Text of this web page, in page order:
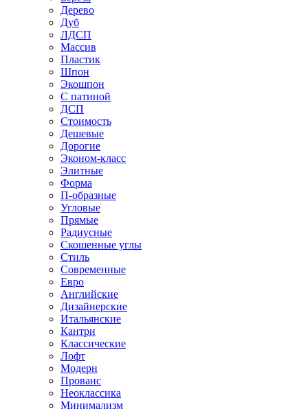
Дерево
Дуб
ЛДСП
Массив
Пластик
Шпон
Экошпон
С патиной
ДСП
Стоимость
Дешевые
Дорогие
Эконом-класс
Элитные
Форма
П-образные
Угловые
Прямые
Радиусные
Скошенные углы
Стиль
Современные
Евро
Английские
Дизайнерские
Итальянские
Кантри
Классические
Лофт
Модерн
Прованс
Неоклассика
Минимализм